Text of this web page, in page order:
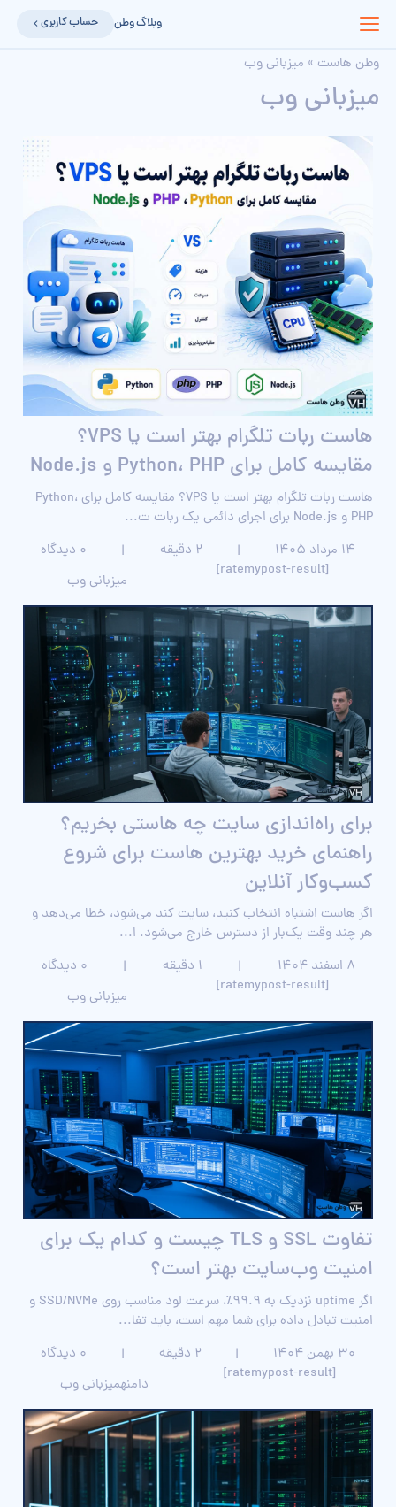
وبلاگ وطن حساب کاربری
وطن هاست » میزبانی وب
میزبانی وب
هاست ربات تلگرام بهتر است یا VPS؟
مقایسه کامل برای Python، PHP و Node.js
هاست ربات تلگرام بهتر است یا VPS؟ مقایسه کامل برای Python،
PHP و Node.js برای اجرای دائمی یک ربات ت...
۱۴ مرداد ۱۴۰۵
| 2 دقیقه |
0 دیدگاه
[ratemypost-result]
میزبانی وب
برای راه‌اندازی سایت چه هاستی بخریم؟
راهنمای خرید بهترین هاست برای شروع
کسب‌وکار آنلاین
اگر هاست اشتباه انتخاب کنید، سایت کند می‌شود، خطا می‌دهد و
هر چند وقت یک‌بار از دسترس خارج می‌شود. ا...
۸ اسفند ۱۴۰۴
| 1 دقیقه |
0 دیدگاه
[ratemypost-result]
میزبانی وب
تفاوت SSL و TLS چیست و کدام یک برای
امنیت وب‌سایت بهتر است؟
اگر uptime نزدیک به ۹۹.۹٪، سرعت لود مناسب روی SSD/NVMe و
امنیت تبادل داده برای شما مهم است، باید تفا...
۳۰ بهمن ۱۴۰۴
| 2 دقیقه |
0 دیدگاه
[ratemypost-result]
دامنهمیزبانی وب